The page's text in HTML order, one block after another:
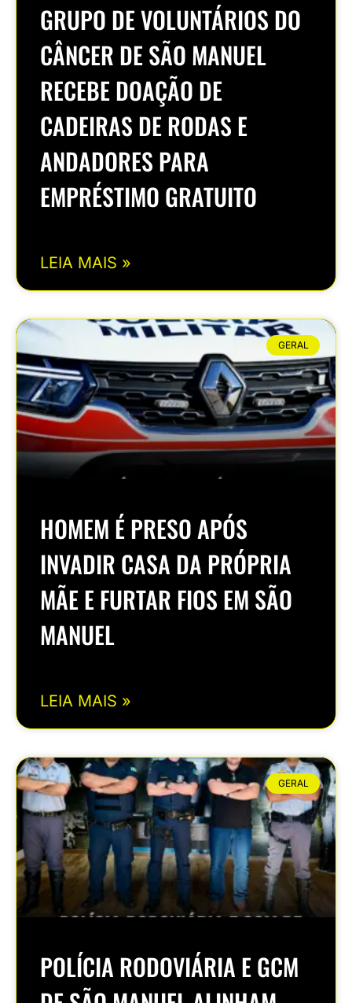
GRUPO DE VOLUNTÁRIOS DO
CÂNCER DE SÃO MANUEL
RECEBE DOAÇÃO DE
CADEIRAS DE RODAS E
ANDADORES PARA
EMPRÉSTIMO GRATUITO
LEIA MAIS »
GERAL
HOMEM É PRESO APÓS
INVADIR CASA DA PRÓPRIA
MÃE E FURTAR FIOS EM SÃO
MANUEL
LEIA MAIS »
GERAL
POLÍCIA RODOVIÁRIA E GCM